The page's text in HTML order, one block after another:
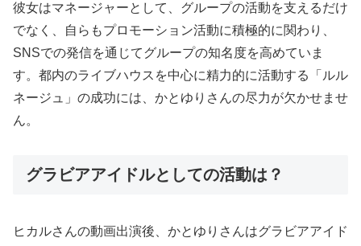
彼女はマネージャーとして、グループの活動を支えるだけ
でなく、自らもプロモーション活動に積極的に関わり、
SNSでの発信を通じてグループの知名度を高めていま
す。都内のライブハウスを中心に精力的に活動する「ルル
ネージュ」の成功には、かとゆりさんの尽力が欠かせませ
ん。
グラビアアイドルとしての活動は？
ヒカルさんの動画出演後、かとゆりさんはグラビアアイド